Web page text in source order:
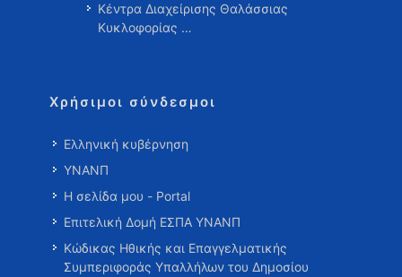
Κέντρα Διαχείρισης Θαλάσσιας
Κυκλοφορίας …
Χρήσιμοι σύνδεσμοι
Ελληνική κυβέρνηση
ΥΝΑΝΠ
Η σελίδα μου - Portal
Επιτελική Δομή ΕΣΠΑ ΥΝΑΝΠ
Κώδικας Ηθικής και Επαγγελματικής
Συμπεριφοράς Υπαλλήλων του Δημοσίου